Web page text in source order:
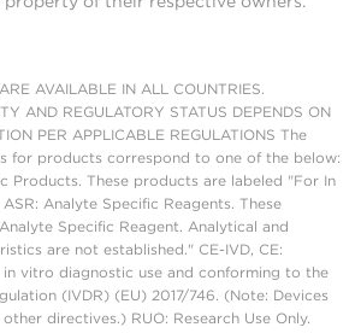
AVAILABLE IN ALL COUNTRIES.
AND REGULATORY STATUS DEPENDS ON
PER APPLICABLE REGULATIONS The
for products correspond to one of the below:
Products. These products are labeled "For In
Analyte Specific Reagents. These
Specific Reagent. Analytical and
are not established." CE-IVD, CE:
vitro diagnostic use and conforming to the
(IVDR) (EU) 2017/746. (Note: Devices
directives.) RUO: Research Use Only.